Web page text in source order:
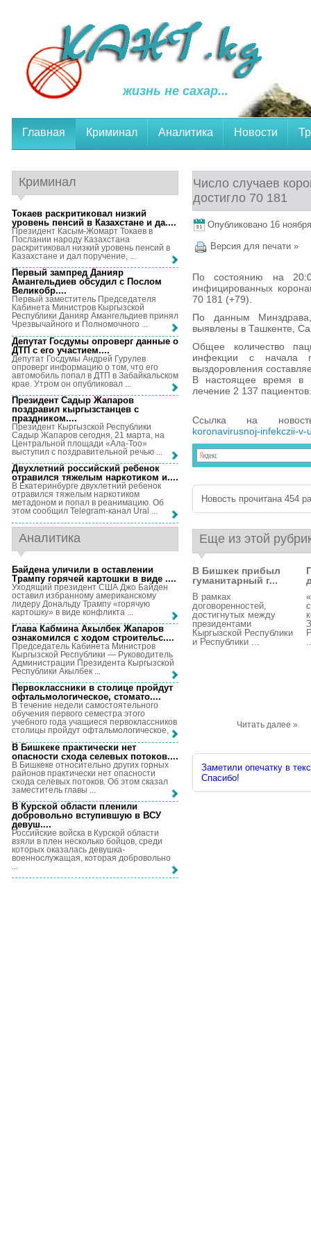
жизнь не сахар...
Главная Криминал Аналитика Новости
Число случаев
достигло 70 181
Опубликовано 16
Версия для печати »
По состоянию на
инфицированных
70 181 (+79).
По данным
выявлены в Ташкенте,
Общее количество
инфекции с начала
выздоровления
В настоящее время в
лечение 2 137 пациентов.
Ссылка на
koronavirusnoj-infekczii-
Новость прочитана 454
Еще из этой
В Бишкек прибыл
гуманитарный г...
В рамках
договоренностей,
достигнутых между
президентами
Кыргызской Республики
и Республики ...
Читать далее »
Заметили опечатку в
Спасибо!
Криминал
Токаев раскритиковал низкий
уровень пенсий в Казахстане и да....
Президент Касым-Жомарт Токаев в
Послании народу Казахстана
раскритиковал низкий уровень пенсий в
Казахстане и дал поручение, ...
Первый зампред Данияр
Амангельдиев обсудил с Послом
Великобр....
Первый заместитель Председателя
Кабинета Министров Кыргызской
Республики Данияр Амангельдиев принял
Чрезвычайного и Полномочного ...
Депутат Госдумы опроверг данные о
ДТП с его участием....
Депутат Госдумы Андрей Гурулев
опроверг информацию о том, что его
автомобиль попал в ДТП в Забайкальском
крае. Утром он опубликовал ...
Президент Садыр Жапаров
поздравил кыргызстанцев с
праздником....
Президент Кыргызской Республики
Садыр Жапаров сегодня, 21 марта, на
Центральной площади «Ала-Тоо»
выступил с поздравительной речью ...
Двухлетний российский ребенок
отравился тяжелым наркотиком и....
В Екатеринбурге двухлетний ребенок
отравился тяжелым наркотиком
метадоном и попал в реанимацию. Об
этом сообщил Telegram-канал Ural ...
Аналитика
Байдена уличили в оставлении
Трампу горячей картошки в виде ....
Уходящий президент США Джо Байден
оставил избранному американскому
лидеру Дональду Трампу «горячую
картошку» в виде конфликта ...
Глава Кабмина Акылбек Жапаров
ознакомился с ходом строительс....
Председатель Кабинета Министров
Кыргызской Республики — Руководитель
Администрации Президента Кыргызской
Республики Акылбек ...
Первоклассники в столице пройдут
офтальмологическое, стомато....
В течение недели самостоятельного
обучения первого семестра этого
учебного года учащиеся первоклассников
столицы пройдут офтальмологическое, ...
В Бишкеке практически нет
опасности схода селевых потоков....
В Бишкеке относительно других горных
районов практически нет опасности
схода селевых потоков. Об этом сказал
заместитель главы ...
В Курской области пленили
добровольно вступившую в ВСУ
девуш....
Российские войска в Курской области
взяли в плен несколько бойцов, среди
которых оказалась девушка-
военнослужащая, которая добровольно
...